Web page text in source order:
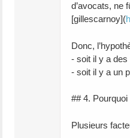
d’avocats, ne
[gillescarnoy](
Donc,
- soit il y a
- soit il y a un
## 4.
Plusieurs